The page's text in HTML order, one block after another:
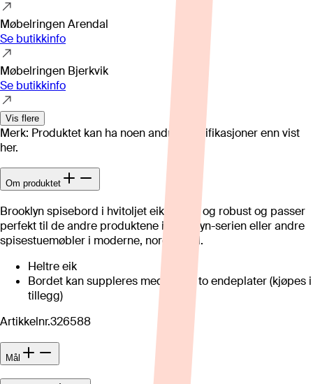
Møbelringen Arendal
Se butikkinfo
Møbelringen Bjerkvik
Se butikkinfo
Vis flere
Merk: Produktet kan ha noen andre spesifikasjoner enn vist
her.
Om produktet
Brooklyn spisebord i hvitoljet eik, er lyst og robust og passer
perfekt til de andre produktene i Brooklyn-serien eller andre
spisestuemøbler i moderne, nordisk stil.
Heltre eik
Bordet kan suppleres med opptil to endeplater (kjøpes i
tillegg)
Artikkelnr.326588
Mål